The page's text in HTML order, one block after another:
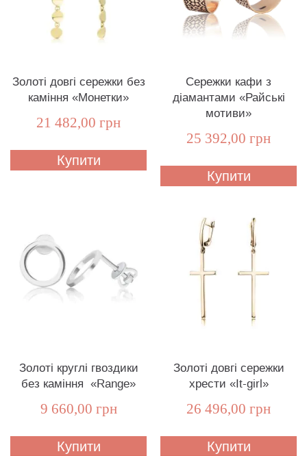
Золоті довгі сережки без
каміння «Монетки»
21 482,00 грн
Купити
Сережки кафи з
діамантами «Райські
мотиви»
25 392,00 грн
Купити
Золоті круглі гвоздики
без каміння «Range»
9 660,00 грн
Купити
Золоті довгі сережки
хрести «It-girl»
26 496,00 грн
Купити